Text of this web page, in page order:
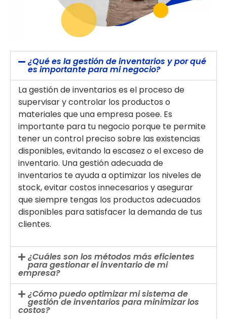
¿Qué es la gestión de inventarios y por qué
es importante para mi negocio?
La gestión de inventarios es el proceso de
supervisar y controlar los productos o
materiales que una empresa posee. Es
importante para tu negocio porque te permite
tener un control preciso sobre las existencias
disponibles, evitando la escasez o el exceso de
inventario. Una gestión adecuada de
inventarios te ayuda a optimizar los niveles de
stock, evitar costos innecesarios y asegurar
que siempre tengas los productos adecuados
disponibles para satisfacer la demanda de tus
clientes.
¿Cuáles son los métodos más eficientes
para gestionar el inventario de mi
empresa?
¿Cómo puedo optimizar mi sistema de
gestión de inventarios para minimizar los
costos?